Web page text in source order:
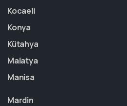
Kocaeli
Konya
Kütahya
Malatya
Manisa
Mardin